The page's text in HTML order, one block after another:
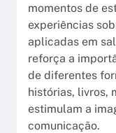
momentos de
experiências
aplicadas em
reforça a
de diferentes
histórias, livros,
estimulam a
comunicação.